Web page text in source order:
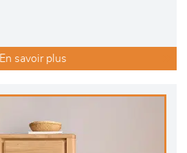
En savoir plus